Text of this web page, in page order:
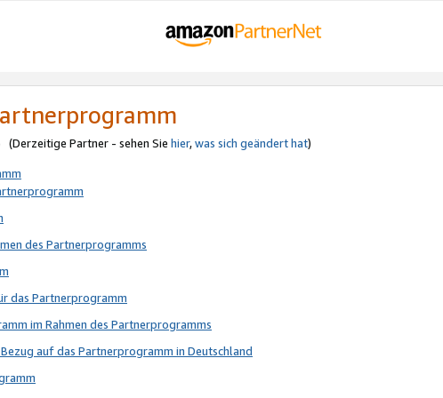
Partner - sehen Sie hier,was sich geändert hat)
des Partnerprogramms
das Partnerprogramm
im Rahmen des Partnerprogramms
auf das Partnerprogramm in Deutschland